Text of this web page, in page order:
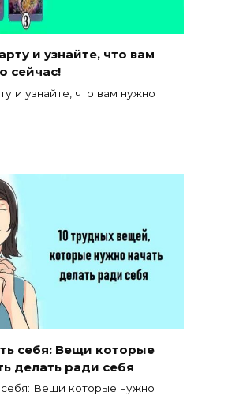
и узнайте, что вам
сейчас!
и узнайте, что вам нужно
себя: Вещи которые
делать ради себя
Вещи которые нужно